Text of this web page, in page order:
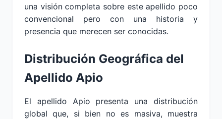
una visión completa sobre este apellido poco
convencional pero con una historia y
presencia que merecen ser conocidas.
Distribución Geográfica del
Apellido Apio
El apellido Apio presenta una distribución
global que, si bien no es masiva, muestra